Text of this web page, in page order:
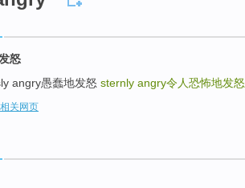
怒
angry愚蠢地发怒 sternly angry令人恐怖地发怒
相关网页